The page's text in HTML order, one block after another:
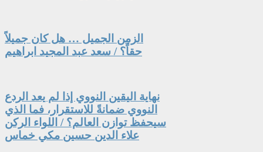
الزمن الجميل … هل كان جميلاً
حقاً؟ / سعد عبد المجيد ابراهيم
نهاية اليقين النووي إذا لم يعد الردع
النووي ضمانةً للاستقرار، فما الذي
سيحفظ توازن العالم؟ / اللواء الركن
علاء الدين حسين مكي خماس